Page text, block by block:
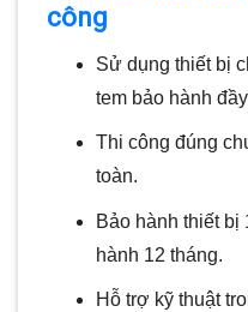
công
Sử dụng thiết bị
tem bảo hành
Thi công đúng
toàn.
Bảo hành thiết bị
hành 12 tháng.
Hỗ trợ kỹ thuật